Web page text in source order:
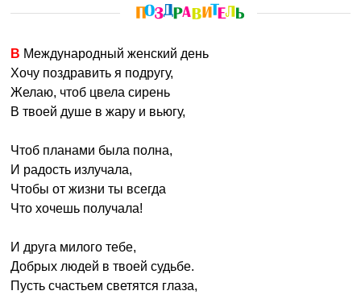
В Международный женский день
Хочу поздравить я подругу,
Желаю, чтоб цвела сирень
В твоей душе в жару и вьюгу,
Чтоб планами была полна,
И радость излучала,
Чтобы от жизни ты всегда
Что хочешь получала!
И друга милого тебе,
Добрых людей в твоей судьбе.
Пусть счастьем светятся глаза,